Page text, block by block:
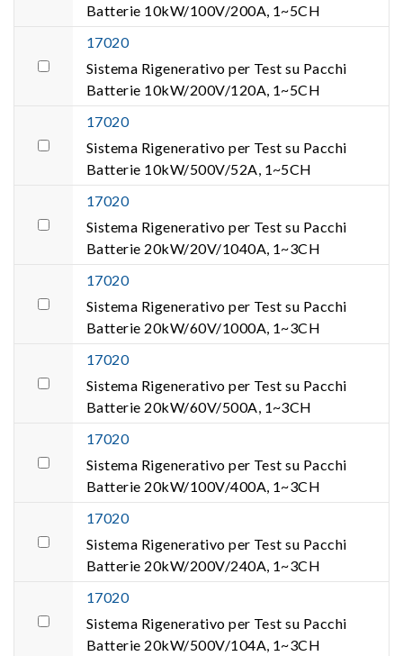
Batterie 10kW/100V/200A, 1~5CH
17020
Sistema Rigenerativo per Test su Pacchi
Batterie 10kW/200V/120A, 1~5CH
17020
Sistema Rigenerativo per Test su Pacchi
Batterie 10kW/500V/52A, 1~5CH
17020
Sistema Rigenerativo per Test su Pacchi
Batterie 20kW/20V/1040A, 1~3CH
17020
Sistema Rigenerativo per Test su Pacchi
Batterie 20kW/60V/1000A, 1~3CH
17020
Sistema Rigenerativo per Test su Pacchi
Batterie 20kW/60V/500A, 1~3CH
17020
Sistema Rigenerativo per Test su Pacchi
Batterie 20kW/100V/400A, 1~3CH
17020
Sistema Rigenerativo per Test su Pacchi
Batterie 20kW/200V/240A, 1~3CH
17020
Sistema Rigenerativo per Test su Pacchi
Batterie 20kW/500V/104A, 1~3CH